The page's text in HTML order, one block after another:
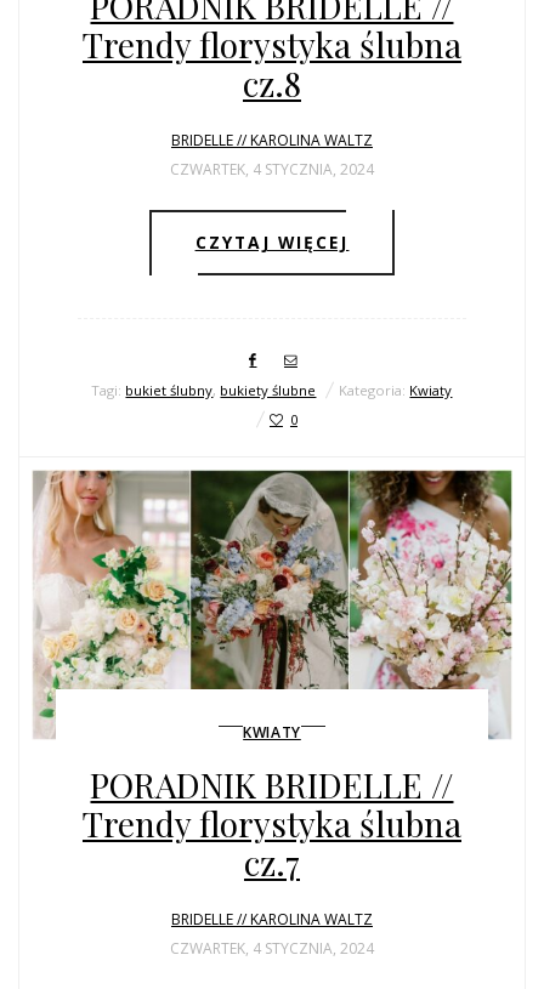
Trendy florystyka ślubna
cz.8
BRIDELLE // KAROLINA WALTZ
CZWARTEK, 4 STYCZNIA, 2024
CZYTAJ WIĘCEJ
Tagi: bukiet ślubny, bukiety ślubne Kategoria: Kwiaty
0
KWIATY
PORADNIK BRIDELLE //
Trendy florystyka ślubna
cz.7
BRIDELLE // KAROLINA WALTZ
CZWARTEK, 4 STYCZNIA, 2024